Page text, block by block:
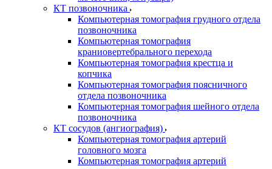
КТ позвоночника
Компьютерная томография грудного отдела
позвоночника
Компьютерная томография
краниовертебрального перехода
Компьютерная томография крестца и
копчика
Компьютерная томография поясничного
отдела позвоночника
Компьютерная томография шейного отдела
позвоночника
КТ сосудов (ангиография)
Компьютерная томография артерий
головного мозга
Компьютерная томография артерий